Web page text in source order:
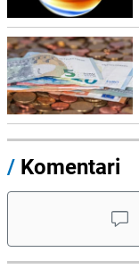
/ Komentari